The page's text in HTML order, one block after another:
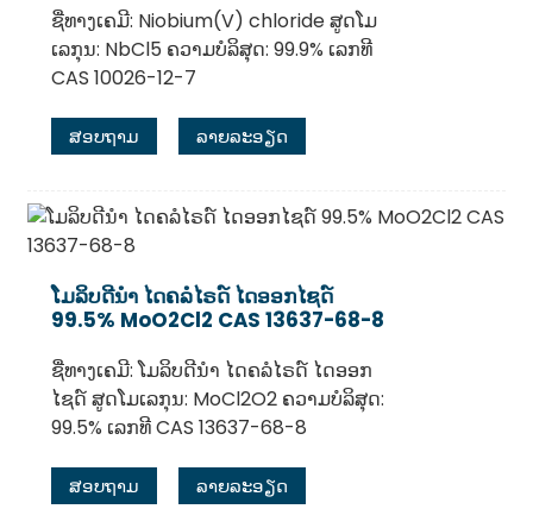
ຊື່ທາງເຄມີ: Niobium(V) chloride ສູດໂມ
ເລກຸນ: NbCl5 ຄວາມບໍລິສຸດ: 99.9% ເລກທີ
CAS 10026-12-7
ສອບຖາມ ລາຍລະອຽດ
ໂມລິບດີນຳ ໄດຄລໍໄຣດ໌ ໄດອອກໄຊດ໌
99.5% MoO2Cl2 CAS 13637-68-8
ຊື່ທາງເຄມີ: ໂມລິບດີນຳ ໄດຄລໍໄຣດ໌ ໄດອອກ
ໄຊດ໌ ສູດໂມເລກຸນ: MoCl2O2 ຄວາມບໍລິສຸດ:
99.5% ເລກທີ CAS 13637-68-8
ສອບຖາມ ລາຍລະອຽດ